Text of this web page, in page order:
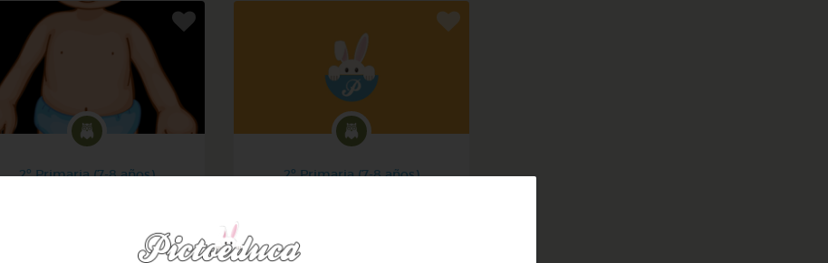
2º Primaria (7-8 años)
2º Primaria (7-8 años)